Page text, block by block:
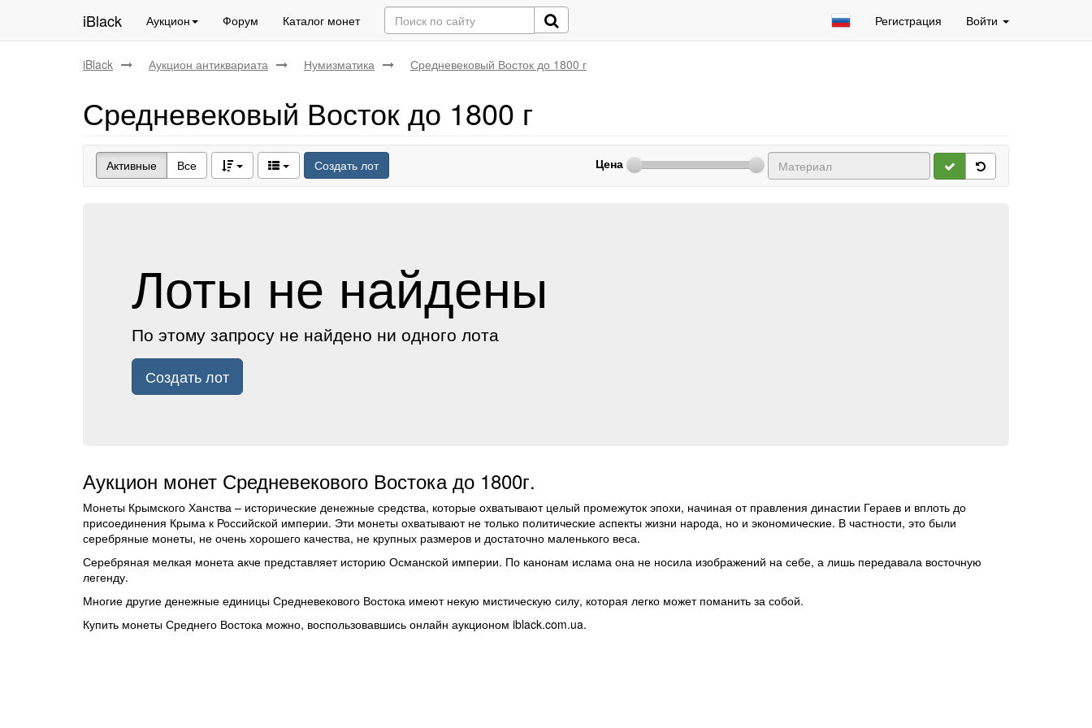
iBlack Аукцион Форум Каталог монет Регистрация Войти
iBlack Аукцион антиквариата Нумизматика Средневековый Восток до 1800 г
Средневековый Восток до 1800 г
Активные Все Создать лот Цена
Лоты не найдены
По этому запросу не найдено ни одного лота
Создать лот
Аукцион монет Средневекового Востока до 1800г.
Монеты Крымского Ханства – исторические денежные средства, которые охватывают целый промежуток эпохи, начиная от правления династии Гераев и вплоть до
присоединения Крыма к Российской империи. Эти монеты охватывают не только политические аспекты жизни народа, но и экономические. В частности, это были
серебряные монеты, не очень хорошего качества, не крупных размеров и достаточно маленького веса.
Серебряная мелкая монета акче представляет историю Османской империи. По канонам ислама она не носила изображений на себе, а лишь передавала восточную
легенду.
Многие другие денежные единицы Средневекового Востока имеют некую мистическую силу, которая легко может поманить за собой.
Купить монеты Среднего Востока можно, воспользовавшись онлайн аукционом iblack.com.ua.